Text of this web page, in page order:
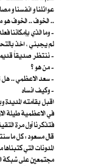
عوائلنا و انفسنا و
.. الخوف .. الخوف هو
وما الذي بإمكاننا فعله -
لم يجبني ، اخذ
ننتظر صديقاً قديماً سوف احدثك بكل شيء حينما يصل -
من هو ؟ -
سعد الاعظمي .. هل تذكره ؟ -
وكيف انساه -
اقبل بقامته
في الاعظمية طيلة
فتذكرنا أول مرة
قال مسعود : كل ما
المدونات التي
مجتمعين على شبكة